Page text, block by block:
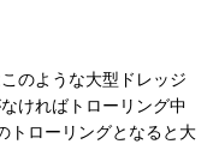
のような大型ドレッジ
ければトローリング中
トローリングとなると大